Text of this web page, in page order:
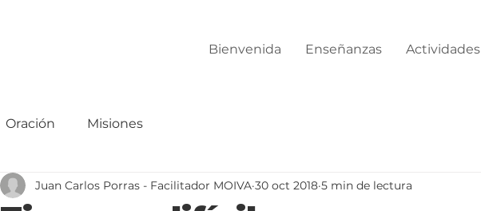
Bienvenida Enseñanzas Actividades
Oración Misiones
Juan Carlos Porras - Facilitador MOIVA 30 oct 2018 5 min de lectura